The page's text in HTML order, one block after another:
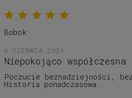
Bobok
9 CZERWCA 2021
Niepokojąco współczesna
Poczucie beznadziejności,
Historia ponadczasowa.